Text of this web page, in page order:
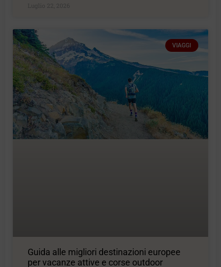
Luglio 22, 2026
VIAGGI
Guida alle migliori destinazioni europee
per vacanze attive e corse outdoor